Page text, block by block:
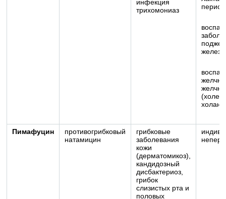
инфекция
трихомониаз
Пимафуцин
противогрибковый
натамицин
грибковые
заболевания
кожи
(дерматомикоз),
кандидозный
дисбактериоз,
грибок
слизистых рта и
половых